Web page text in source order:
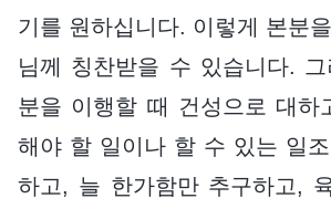
기를 원하십니다. 이렇게 본분
님께 칭찬받을 수 있습니다.
분을 이행할 때 건성으로 대하
해야 할 일이나 할 수 있는 일
하고, 늘 한가함만 추구하고,